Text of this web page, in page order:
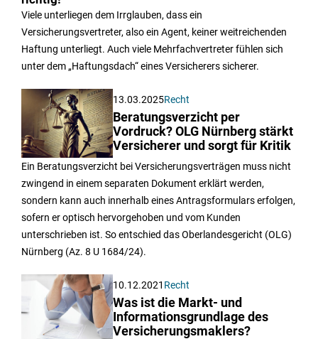
Viele unterliegen dem Irrglauben, dass ein
Versicherungsvertreter, also ein Agent, keiner weitreichenden
Haftung unterliegt. Auch viele Mehrfachvertreter fühlen sich
unter dem „Haftungsdach“ eines Versicherers sicherer.
13.03.2025Recht
Beratungsverzicht per
Vordruck? OLG Nürnberg stärkt
Versicherer und sorgt für Kritik
Ein Beratungsverzicht bei Versicherungsverträgen muss nicht
zwingend in einem separaten Dokument erklärt werden,
sondern kann auch innerhalb eines Antragsformulars erfolgen,
sofern er optisch hervorgehoben und vom Kunden
unterschrieben ist. So entschied das Oberlandesgericht (OLG)
Nürnberg (Az. 8 U 1684/24).
10.12.2021 Recht
Was ist die Markt- und
Informationsgrundlage des
Versicherungsmaklers?